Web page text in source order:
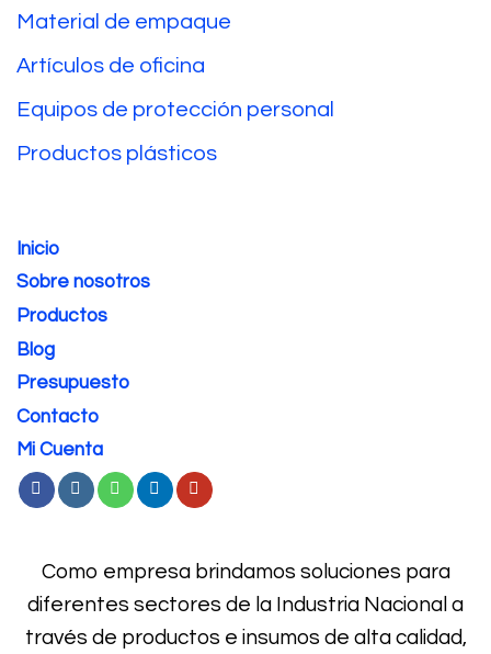
Material de empaque
Artículos de oficina
Equipos de protección personal
Productos plásticos
Inicio
Sobre nosotros
Productos
Blog
Presupuesto
Contacto
Mi Cuenta
Como empresa brindamos soluciones para
diferentes sectores de la Industria Nacional a
través de productos e insumos de alta calidad,